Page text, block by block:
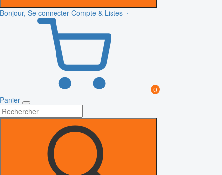
Bonjour, Se connecter Compte & Listes
0
Panier